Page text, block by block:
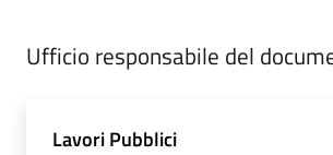
Ufficio responsabile del
Lavori Pubblici